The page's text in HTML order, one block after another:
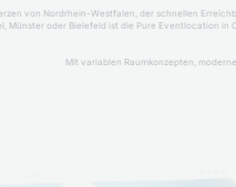
von Nordrhein-Westfalen, der schnellen
Münster oder Bielefeld ist die Pure Eventlocation
Mit variablen Raumkonzepten,